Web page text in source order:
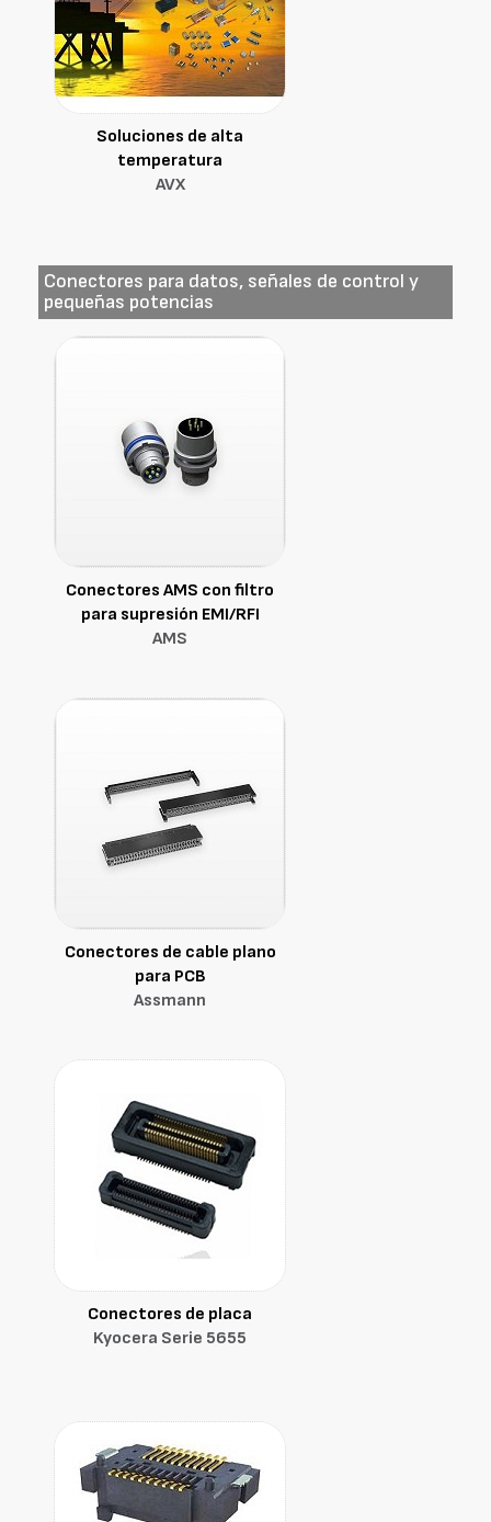
Soluciones de alta
temperatura
AVX
Conectores para datos, señales de control y
pequeñas potencias
Conectores AMS con filtro
para supresión EMI/RFI
AMS
Conectores de cable plano
para PCB
Assmann
Conectores de placa
Kyocera Serie 5655